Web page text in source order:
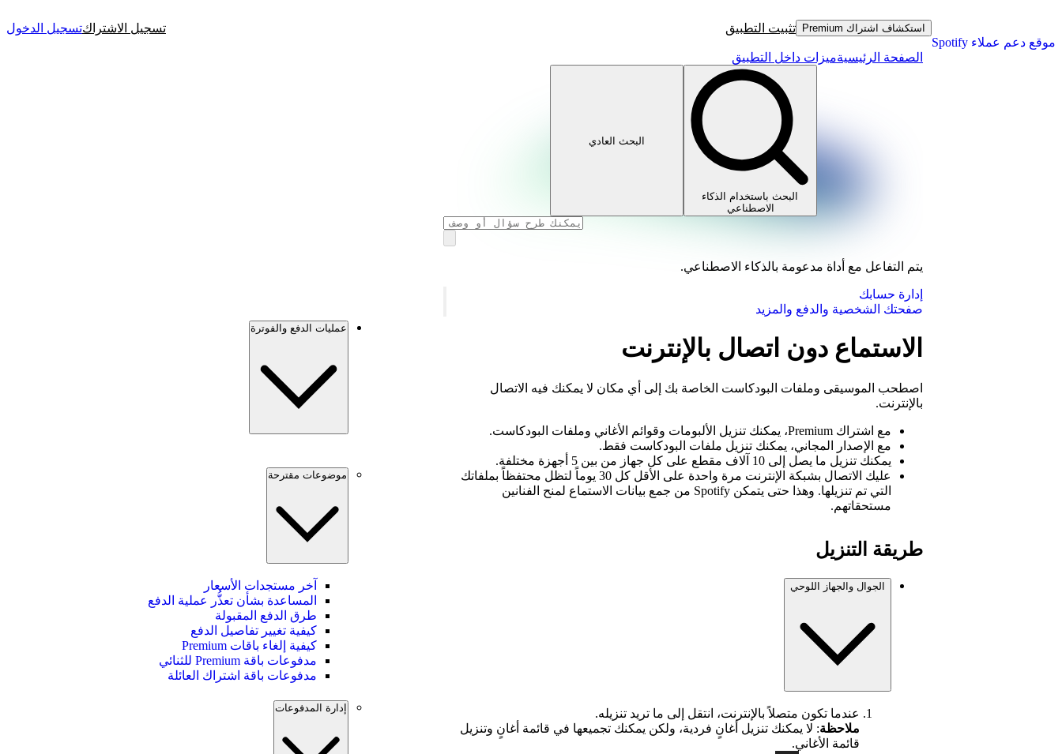
موقع دعم عملاء Spotify
استكشاف اشتراك Premium تثبيت التطبيق تسجيل الاشتراكتسجيل الدخول
الصفحة الرئيسيةميزات داخل التطبيق
البحث باستخدام الذكاء
الاصطناعي
البحث العادي
يتم التفاعل مع أداة مدعومة بالذكاء الاصطناعي.
إدارة حسابك
صفحتك الشخصية والدفع والمزيد
الاستماع دون اتصال بالإنترنت
اصطحب الموسيقى وملفات البودكاست الخاصة بك إلى أي مكان لا يمكنك فيه الاتصال
بالإنترنت.
مع اشتراك Premium، يمكنك تنزيل الألبومات وقوائم الأغاني وملفات البودكاست.
مع الإصدار المجاني، يمكنك تنزيل ملفات البودكاست فقط.
يمكنك تنزيل ما يصل إلى 10 آلاف مقطع على كل جهاز من بين 5 أجهزة مختلفة.
عليك الاتصال بشبكة الإنترنت مرة واحدة على الأقل كل 30 يوماً لتظل محتفظاً بملفاتك
التي تم تنزيلها. وهذا حتى يتمكن Spotify من جمع بيانات الاستماع لمنح الفنانين
مستحقاتهم.
طريقة التنزيل
الجوال والجهاز اللوحي
عندما تكون متصلاً بالإنترنت، انتقل إلى ما تريد تنزيله.
ملاحظة: لا يمكنك تنزيل أغانٍ فردية، ولكن يمكنك تجميعها في قائمة أغانٍ وتنزيل
قائمة الأغاني.
عمليات الدفع والفوترة
موضوعات مقترحة
آخر مستجدات الأسعار
المساعدة بشأن تعذُّر عملية الدفع
طرق الدفع المقبولة
كيفية تغيير تفاصيل الدفع
كيفية إلغاء باقات Premium
مدفوعات باقة Premium للثنائي
مدفوعات باقة اشتراك العائلة
إدارة المدفوعات